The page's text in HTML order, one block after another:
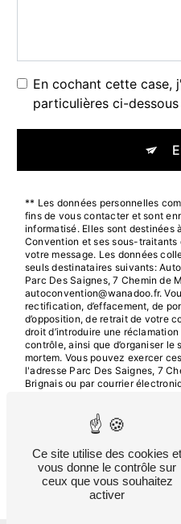
En cochant cette case,
particulières ci-
** Les données personnelles
fins de vous contacter et sont
informatisé. Elles sont destinées
Convention et ses sous-traitants
votre message. Les données
seuls destinataires suivants:
Parc Des Saignes, 7 Chemin de
autoconvention@wanadoo.fr.
rectification, d’effacement, de
d’opposition, de retrait de votre
droit d’introduire une
contrôle, ainsi que d’organiser
mortem. Vous pouvez exercer
l'adresse Parc Des Saignes, 7
Brignais ou par courrier
autoconvention@wanadoo.fr.
être demandé. Nous
de prise de contact puis
aux fins probatoires et de
droit de vous inscrire sur la liste
téléphonique, disponible à cette
Consultez le site cnil.fr pour
Ce site utilise des cookies et
vous donne le contrôle sur
ceux que vous souhaitez
activer